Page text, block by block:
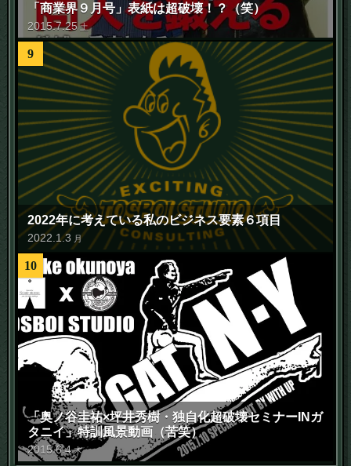
「商業界９月号」表紙は超破壊！？（笑）
2015.7.25 土
9
2022年に考えている私のビジネス要素６項目
2022 1.3 月
10
「奥ノ谷圭祐×坪井秀樹・独自化超破壊セミナーINガ
タニイ」特訓風景動画（苦笑）
2015.6.4 木